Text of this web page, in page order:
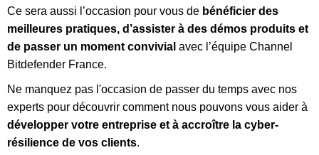
Ce sera aussi l’occasion pour vous de bénéficier des
meilleures pratiques, d’assister à des démos produits et
de passer un moment convivial avec l’équipe Channel
Bitdefender France.
Ne manquez pas l'occasion de passer du temps avec nos
experts pour découvrir comment nous pouvons vous aider à
développer votre entreprise et à accroître la cyber-
résilience de vos clients.